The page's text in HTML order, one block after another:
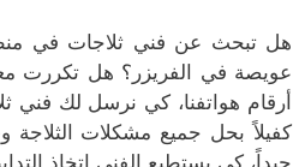
هل تبحث عن فني ثلاجات في
عويصة في الفريزر؟ هل تكررت
أرقام هواتفنا، كي نرسل لك فني
كفيلاً بحل جميع مشكلات الثلاجة
جيداً، كي يستطيع الفني اتخاذ